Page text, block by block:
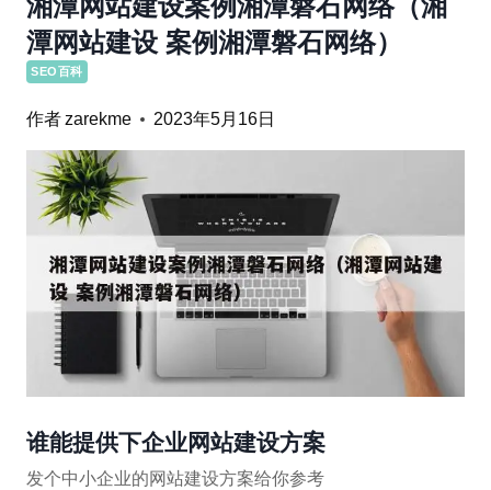
湘潭网站建设案例湘潭磐石网络（湘
潭网站建设 案例湘潭磐石网络）
SEO百科
作者zarekme 2023年5月16日
谁能提供下企业网站建设方案
发个中小企业的网站建设方案给你参考